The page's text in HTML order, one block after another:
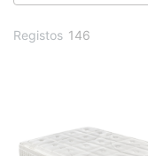
Registos 146